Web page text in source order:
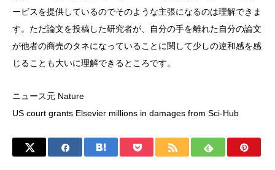
ービスを提供しているのでそのような主張になるのは理解できま
す。ただ論文を投稿した研究者が、自分の手を離れた自分の論文
が他者の商売のタネになっていることに関して少しの違和感を感
じることも大いに理解できるところです。
ニュース元 Nature
US court grants Elsevier millions in damages from Sci-Hub